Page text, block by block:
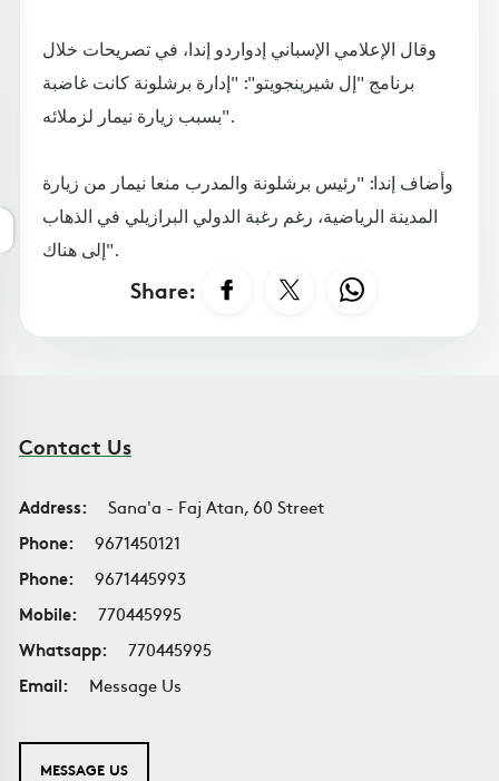
وقال الإعلامي الإسباني إدواردو إندا، في تصريحات خلال
برنامج "إل شيرينجويتو": "إدارة برشلونة كانت غاضبة
بسبب زيارة نيمار لزملائه".
وأضاف إندا: "رئيس برشلونة والمدرب منعا نيمار من زيارة
المدينة الرياضية، رغم رغبة الدولي البرازيلي في الذهاب
إلى هناك".
Share:
Contact Us
Address:
Sana'a - Faj Atan, 60 Street
Phone:
9671450121
Phone:
9671445993
Mobile:
770445995
Whatsapp:
770445995
Email:
Message Us
MESSAGE US